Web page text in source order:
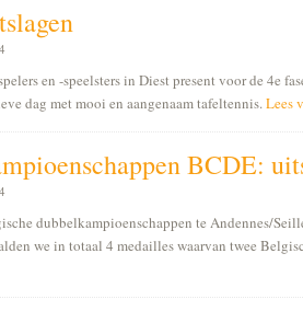
en -speelsters in Diest present voor de 4e
dag met mooi en aangenaam tafeltennis.Lees
BCDE:
dubbelkampioenschappen te Andennes/
we in totaal 4 medailles waarvan twee